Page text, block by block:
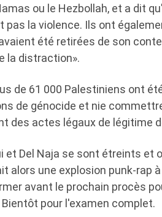
ou le Hezbollah, et a dit
la violence. Ils ont
été retirées de son
la distraction».
de 61 000 Palestiniens ont
de génocide et nie
des actes légaux de légitime
et Del Naja se sont étreints et
alors une explosion punk-rap
avant le prochain procès
Bientôt pour l'examen complet.